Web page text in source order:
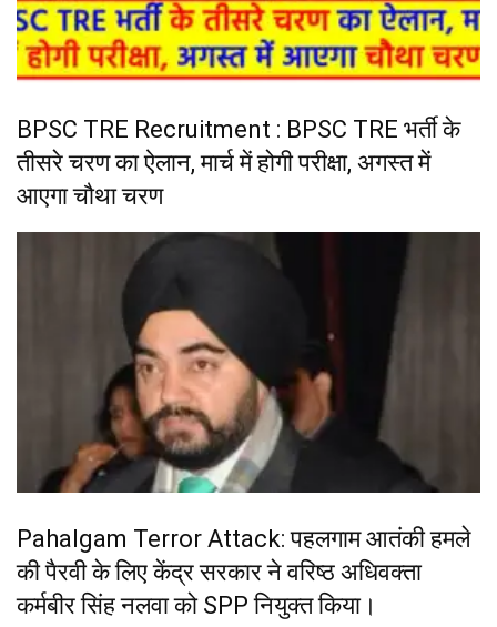
BPSC TRE Recruitment : BPSC TRE भर्ती के
तीसरे चरण का ऐलान, मार्च में होगी परीक्षा, अगस्त में
आएगा चौथा चरण
Pahalgam Terror Attack: पहलगाम आतंकी हमले
की पैरवी के लिए केंद्र सरकार ने वरिष्ठ अधिवक्ता
कर्मबीर सिंह नलवा को SPP नियुक्त किया।